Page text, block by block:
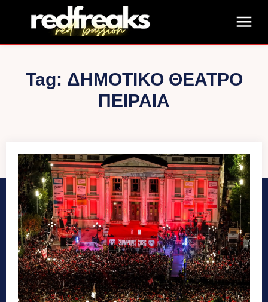
Tag: ΔΗΜΟΤΙΚΌ ΘΈΑΤΡΟ
ΠΕΙΡΑΙΆ